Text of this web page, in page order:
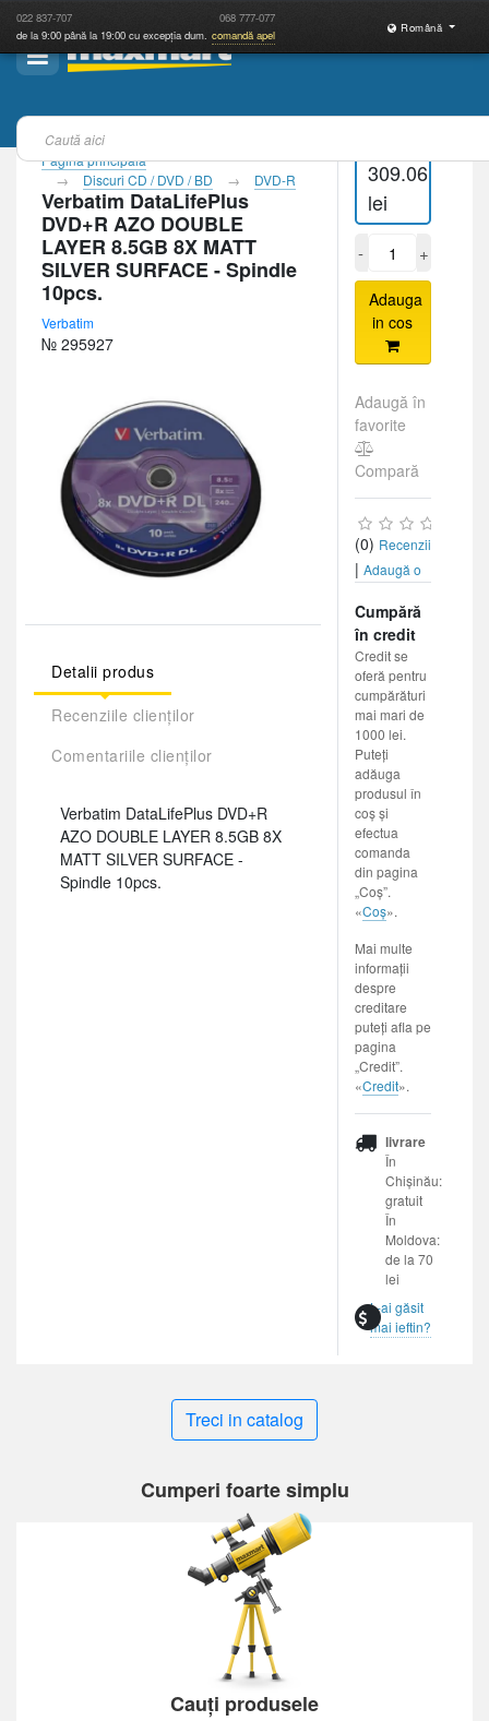
022 837-707 068 777-077
de la 9:00 până la 19:00 cu excepția dum. comandă apel
Română
Pagina principală
Discuri CD / DVD / BD
DVD-R
Verbatim DataLifePlus
DVD+R AZO DOUBLE
LAYER 8.5GB 8X MATT
SILVER SURFACE - Spindle
10pcs.
Verbatim
№ 295927
Detalii produs
Recenziile clienților
Comentariile clienților
Verbatim DataLifePlus DVD+R
AZO DOUBLE LAYER 8.5GB 8X
MATT SILVER SURFACE -
Spindle 10pcs.
309.06
lei
- +
Adauga
in cos
Adaugă în
favorite
Compară
(0) Recenzii
| Adaugă o
Cumpără
în credit
Credit se
oferă pentru
cumpărături
mai mari de
1000 lei.
Puteți
adăuga
produsul în
coș și
efectua
comanda
din pagina
„Coș”.
«Coș».
Mai multe
informații
despre
creditare
puteți afla pe
pagina
„Credit”.
«Credit».
livrare
În
Chișinău:
gratuit
În
Moldova:
de la 70
lei
L-ai găsit
mai ieftin?
Treci in catalog
Cumperi foarte simplu
Cauți produsele